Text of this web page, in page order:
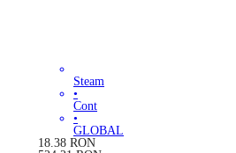
Steam
•
Cont
•
GLOBAL
18.38 RON